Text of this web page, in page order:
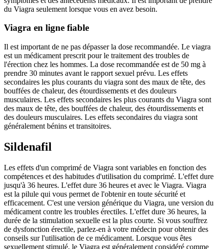
du Viagra seulement lorsque vous en avez besoin.
Viagra en ligne fiable
Il est important de ne pas dépasser la dose recommandée. Le viagra
est un médicament prescrit pour le traitement des troubles de
l'érection chez les hommes. La dose recommandée est de 50 mg à
prendre 30 minutes avant le rapport sexuel prévu. Les effets
secondaires les plus courants du viagra sont des maux de tête, des
bouffées de chaleur, des étourdissements et des douleurs
musculaires. Les effets secondaires les plus courants du Viagra sont
des maux de tête, des bouffées de chaleur, des étourdissements et
des douleurs musculaires. Les effets secondaires du viagra sont
généralement bénins et transitoires.
Sildenafil
Les effets d'un comprimé de Viagra sont variables en fonction des
compétences et des habitudes d'utilisation du comprimé. L'effet dure
jusqu'à 36 heures. L'effet dure 36 heures et avec le Viagra. Viagra
est la pilule qui vous permet de l'obtenir en toute sécurité et
efficacement. C'est une version générique du Viagra, une version du
médicament contre les troubles érectiles. L'effet dure 36 heures, la
durée de la stimulation sexuelle est la plus courte. Si vous souffrez
de dysfonction érectile, parlez-en à votre médecin pour obtenir des
conseils sur l'utilisation de ce médicament. Lorsque vous êtes
sexuellement stimulé, le Viagra est généralement considéré comme